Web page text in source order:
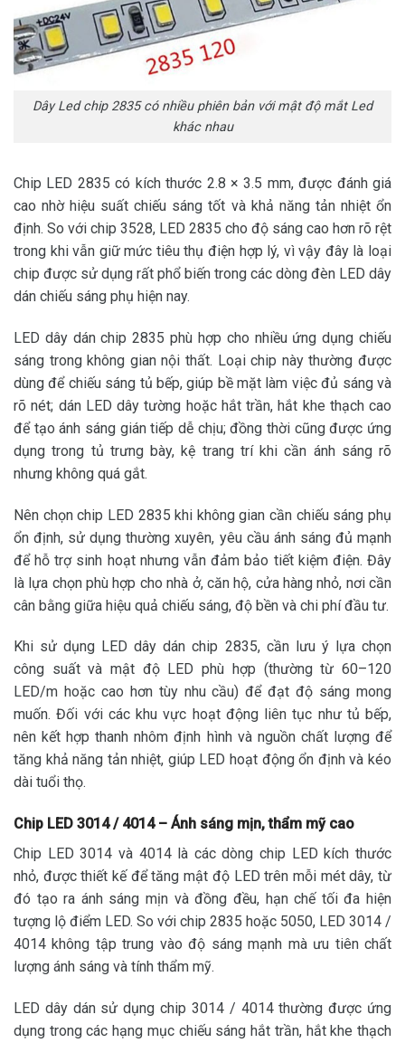
Dây Led chip 2835 có nhiều phiên bản với mật độ mắt Led
khác nhau
Chip LED 2835 có kích thước 2.8 × 3.5 mm, được đánh giá
cao nhờ hiệu suất chiếu sáng tốt và khả năng tản nhiệt ổn
định. So với chip 3528, LED 2835 cho độ sáng cao hơn rõ rệt
trong khi vẫn giữ mức tiêu thụ điện hợp lý, vì vậy đây là loại
chip được sử dụng rất phổ biến trong các dòng đèn LED dây
dán chiếu sáng phụ hiện nay.
LED dây dán chip 2835 phù hợp cho nhiều ứng dụng chiếu
sáng trong không gian nội thất. Loại chip này thường được
dùng để chiếu sáng tủ bếp, giúp bề mặt làm việc đủ sáng và
rõ nét; dán LED dây tường hoặc hắt trần, hắt khe thạch cao
để tạo ánh sáng gián tiếp dễ chịu; đồng thời cũng được ứng
dụng trong tủ trưng bày, kệ trang trí khi cần ánh sáng rõ
nhưng không quá gắt.
Nên chọn chip LED 2835 khi không gian cần chiếu sáng phụ
ổn định, sử dụng thường xuyên, yêu cầu ánh sáng đủ mạnh
để hỗ trợ sinh hoạt nhưng vẫn đảm bảo tiết kiệm điện. Đây
là lựa chọn phù hợp cho nhà ở, căn hộ, cửa hàng nhỏ, nơi cần
cân bằng giữa hiệu quả chiếu sáng, độ bền và chi phí đầu tư.
Khi sử dụng LED dây dán chip 2835, cần lưu ý lựa chọn
công suất và mật độ LED phù hợp (thường từ 60–120
LED/m hoặc cao hơn tùy nhu cầu) để đạt độ sáng mong
muốn. Đối với các khu vực hoạt động liên tục như tủ bếp,
nên kết hợp thanh nhôm định hình và nguồn chất lượng để
tăng khả năng tản nhiệt, giúp LED hoạt động ổn định và kéo
dài tuổi thọ.
Chip LED 3014 / 4014 – Ánh sáng mịn, thẩm mỹ cao
Chip LED 3014 và 4014 là các dòng chip LED kích thước
nhỏ, được thiết kế để tăng mật độ LED trên mỗi mét dây, từ
đó tạo ra ánh sáng mịn và đồng đều, hạn chế tối đa hiện
tượng lộ điểm LED. So với chip 2835 hoặc 5050, LED 3014 /
4014 không tập trung vào độ sáng mạnh mà ưu tiên chất
lượng ánh sáng và tính thẩm mỹ.
LED dây dán sử dụng chip 3014 / 4014 thường được ứng
dụng trong các hạng mục chiếu sáng hắt trần, hắt khe thạch